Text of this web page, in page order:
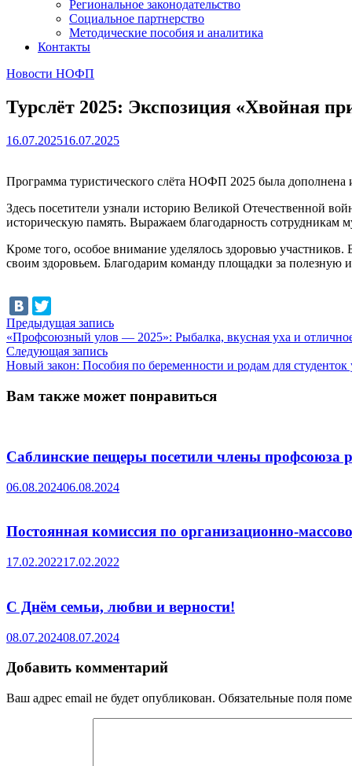
Региональное законодательство
Социальное партнерство
Методические пособия и аналитика
Контакты
Новости НОФП
Турслёт 2025: Экспозиция «Хвойная
16.07.202516.07.2025
Программа туристического слёта НОФП 2025 была
Здесь посетители узнали историю Великой Отечественной
историческую память. Выражаем благодарность
Кроме того, особое внимание уделялось здоровью
своим здоровьем. Благодарим команду площадки за полезную
Навигация
по
записям
Предыдущая записьПредыдущая
запись:
«Профсоюзный улов — 2025»: Рыбалка, вкусная уха и
Следующая записьСледующая
запись:
Новый закон: Пособия по беременности и родам для студенток
Вам также может понравиться
Саблинские пещеры посетили члены профсоюза
06.08.202406.08.2024
Постоянная комиссия по организационно-
17.02.202217.02.2022
С Днём семьи, любви и верности!
08.07.202408.07.2024
Добавить комментарий
Ваш адрес email не будет опубликован. Обязательные поля